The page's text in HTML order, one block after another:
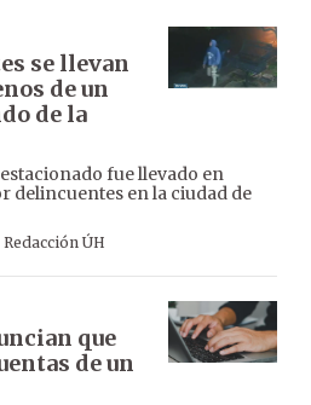
se llevan
de un
de la
fue llevado en
delincuentes en la ciudad de
Redacción ÚH
que
de un